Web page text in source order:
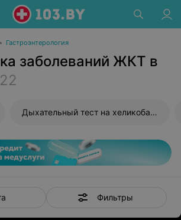
• Гастроэнтерология
заболеваний ЖКТ в
22
Дыхательный тест на хеликобактер
Фильтры